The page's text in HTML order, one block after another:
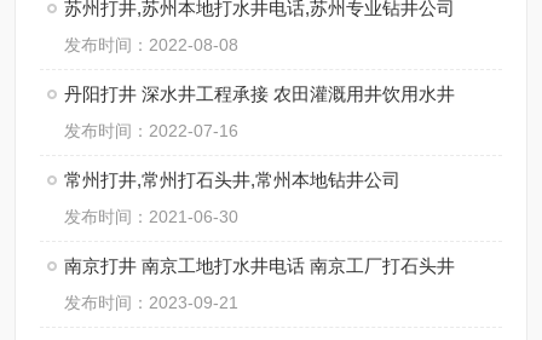
苏州打井,苏州本地打水井电话,苏州专业钻井公司
发布时间：2022-08-08
丹阳打井 深水井工程承接 农田灌溉用井饮用水井
发布时间：2022-07-16
常州打井,常州打石头井,常州本地钻井公司
发布时间：2021-06-30
南京打井 南京工地打水井电话 南京工厂打石头井
发布时间：2023-09-21